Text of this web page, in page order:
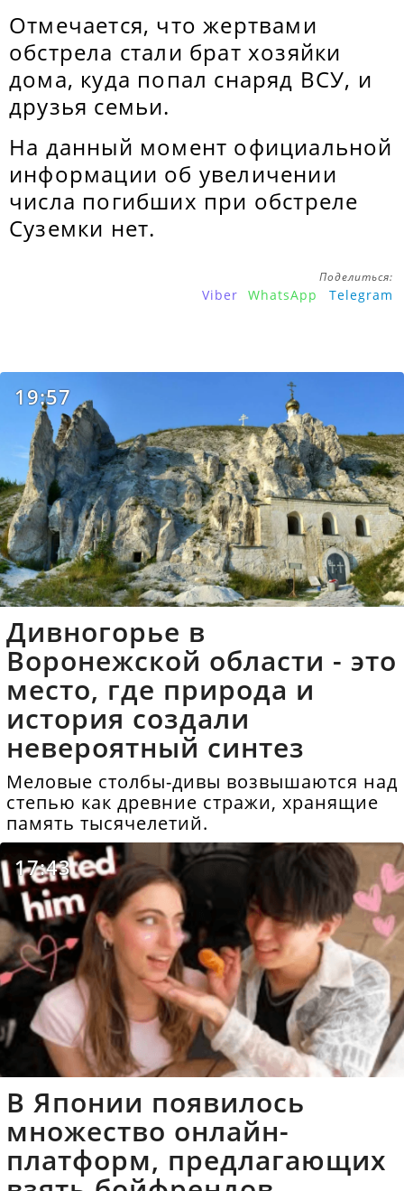
Отмечается, что жертвами
обстрела стали брат хозяйки
дома, куда попал снаряд ВСУ, и
друзья семьи.
На данный момент официальной
информации об увеличении
числа погибших при обстреле
Суземки нет.
Поделиться:
Viber WhatsApp Telegram
19:57
Дивногорье в
Воронежской области - это
место, где природа и
история создали
невероятный синтез
Меловые столбы-дивы возвышаются над
степью как древние стражи, хранящие
память тысячелетий.
17:43
В Японии появилось
множество онлайн-
платформ, предлагающих